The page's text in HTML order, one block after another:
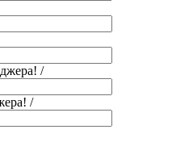
/
/